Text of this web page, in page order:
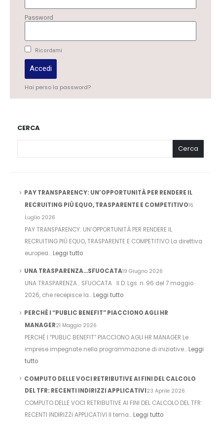
Password
Ricordami
Accedi
Hai perso la password?
CERCA
Cerca
PAY TRANSPARENCY: UN’OPPORTUNITÀ PER RENDERE IL
RECRUITING PIÙ EQUO, TRASPARENTE E COMPETITIVO16
Luglio 2026
PAY TRANSPARENCY: UN’OPPORTUNITÀ PER RENDERE IL
RECRUITING PIÙ EQUO, TRASPARENTE E COMPETITIVO La direttiva
europea… Leggi tutto
UNA TRASPARENZA…SFUOCATA19 Giugno 2026
UNA TRASPARENZA… SFUOCATA Il D. Lgs. n. 96 del 7 maggio
2026, che recepisce la… Leggi tutto
PERCHÉ I “PUBLIC BENEFIT” PIACCIONO AGLI HR
MANAGER21 Maggio 2026
PERCHÉ I “PUBLIC BENEFIT” PIACCIONO AGLI HR MANAGER Le
imprese impegnate nella programmazione di iniziative… Leggi
tutto
COMPUTO DELLE VOCI RETRIBUTIVE AI FINI DEL CALCOLO
DEL TFR: RECENTI INDIRIZZI APPLICATIVI23 Aprile 2026
COMPUTO DELLE VOCI RETRIBUTIVE AI FINI DEL CALCOLO DEL TFR:
RECENTI INDIRIZZI APPLICATIVI Il tema… Leggi tutto